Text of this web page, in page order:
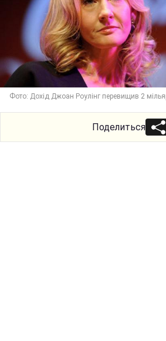
Фото: Дохід Джоан Роулінг перевищив 2
Поделиться